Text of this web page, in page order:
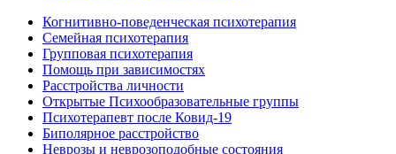
Когнитивно-поведенческая психотерапия
Семейная психотерапия
Групповая психотерапия
Помощь при зависимостях
Расстройства личности
Открытые Психообразовательные группы
Психотерапевт после Ковид-19
Биполярное расстройство
Неврозы и неврозоподобные состояния